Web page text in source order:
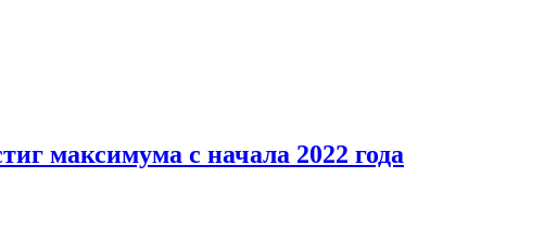
максимума с начала 2022 года